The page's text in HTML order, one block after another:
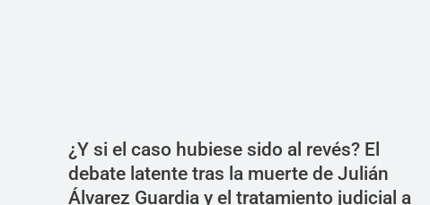
¿Y si el caso hubiese sido al revés? El
debate latente tras la muerte de Julián
Álvarez Guardia y el tratamiento judicial a